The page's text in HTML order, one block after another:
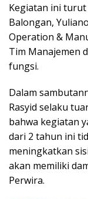
Kegiatan ini
Balongan,
Operation &
Tim Manajemen
fungsi.
Dalam
Rasyid selaku
bahwa kegiatan
dari 2 tahun ini
meningkatkan
akan memiliki
Perwira.